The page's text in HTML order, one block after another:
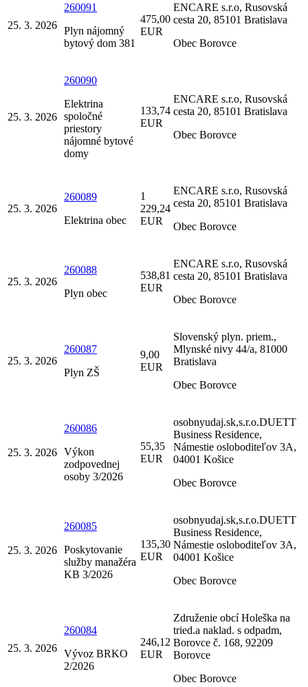
25. 3. 2026
260091
Plyn nájomný
bytový dom 381
475,00
EUR
ENCARE s.r.o, Rusovská
cesta 20, 85101 Bratislava
Obec Borovce
25. 3. 2026
260090
Elektrina
spoločné
priestory
nájomné bytové
domy
133,74
EUR
ENCARE s.r.o, Rusovská
cesta 20, 85101 Bratislava
Obec Borovce
25. 3. 2026
260089
Elektrina obec
1
229,24
EUR
ENCARE s.r.o, Rusovská
cesta 20, 85101 Bratislava
Obec Borovce
25. 3. 2026
260088
Plyn obec
538,81
EUR
ENCARE s.r.o, Rusovská
cesta 20, 85101 Bratislava
Obec Borovce
25. 3. 2026
260087
Plyn ZŠ
9,00
EUR
Slovenský plyn. priem.,
Mlynské nivy 44/a, 81000
Bratislava
Obec Borovce
25. 3. 2026
260086
Výkon
zodpovednej
osoby 3/2026
55,35
EUR
osobnyudaj.sk,s.r.o.DUETT
Business Residence,
Námestie osloboditeľov 3A,
04001 Košice
Obec Borovce
25. 3. 2026
260085
Poskytovanie
služby manažéra
KB 3/2026
135,30
EUR
osobnyudaj.sk,s.r.o.DUETT
Business Residence,
Námestie osloboditeľov 3A,
04001 Košice
Obec Borovce
25. 3. 2026
260084
Vývoz BRKO
2/2026
246,12
EUR
Združenie obcí Holeška na
tried.a naklad. s odpadm,
Borovce č. 168, 92209
Borovce
Obec Borovce